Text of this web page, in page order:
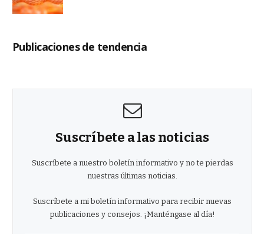
Publicaciones de tendencia
Suscríbete a las noticias
Suscríbete a nuestro boletín informativo y no te pierdas
nuestras últimas noticias.
Suscríbete a mi boletín informativo para recibir nuevas
publicaciones y consejos. ¡Manténgase al día!